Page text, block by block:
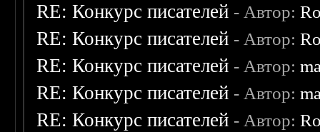
RE: Конкурс писателей - Автор:
RE: Конкурс писателей - Автор:
RE: Конкурс писателей - Автор:
RE: Конкурс писателей - Автор:
RE: Конкурс писателей - Автор: